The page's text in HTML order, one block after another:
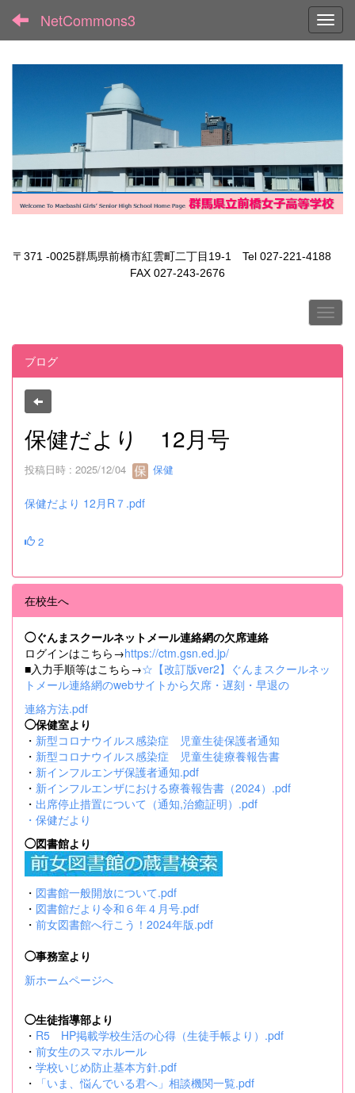
NetCommons3
〒371 -0025群馬県前橋市紅雲町二丁目19-1 Tel 027-221-4188
FAX 027-243-2676
ブログ
保健だより 12月号
投稿日時 : 2025/12/04 保健
保健だより 12月R７.pdf
2
在校生へ
◯ぐんまスクールネットメール連絡網の欠席連絡
ログインはこちら→https://ctm.gsn.ed.jp/
■入力手順等はこちら→☆【改訂版ver2】ぐんまスクールネッ
トメール連絡網のwebサイトから欠席・遅刻・早退の
連絡方法.pdf
◯保健室より
・ 新型コロナウイルス感染症 児童生徒保護者通知
・ 新型コロナウイルス感染症 児童生徒療養報告書
・ 新インフルエンザ保護者通知.pdf
・ 新インフルエンザにおける療養報告書（2024）.pdf
・ 出席停止措置について（通知,治癒証明）.pdf
・ 保健だより
◯図書館より
・ 図書館一般開放について.pdf
・ 図書館だより令和６年４月号.pdf
・ 前女図書館へ行こう！2024年版.pdf
◯事務室より
新ホームページへ
◯生徒指導部より
・ R5 HP掲載学校生活の心得（生徒手帳より）.pdf
・ 前女生のスマホルール
・ 学校いじめ防止基本方針.pdf
・
「いま、悩んでいる君へ」相談機関一覧.pdf